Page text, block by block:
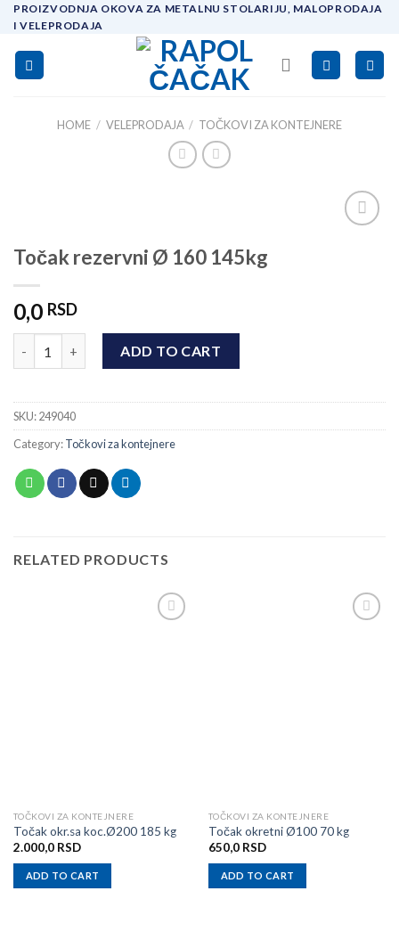
Skip
content
PROIZVODNJA OKOVA ZA METALNU STOLARIJU, MALOPRODAJA
I VELEPRODAJA
HOME / VELEPRODAJA / TOČKOVI ZA KONTEJNERE
Točak rezervni Ø 160 145kg
0,0 RSD
ADD TO CART
SKU:249040
Category:Točkovi za kontejnere
RELATED PRODUCTS
TOČKOVI ZA KONTEJNERE
Točak okr.sa koc.Ø200 185 kg
2.000,0 RSD
ADD TO CART
TOČKOVI ZA KONTEJNERE
Točak okretni Ø100 70 kg
650,0 RSD
ADD TO CART